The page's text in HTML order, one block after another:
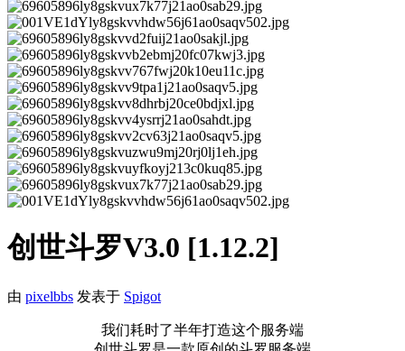
创世斗罗V3.0 [1.12.2]
由 pixelbbs 发表于 Spigot
我们耗时了半年打造这个服务端